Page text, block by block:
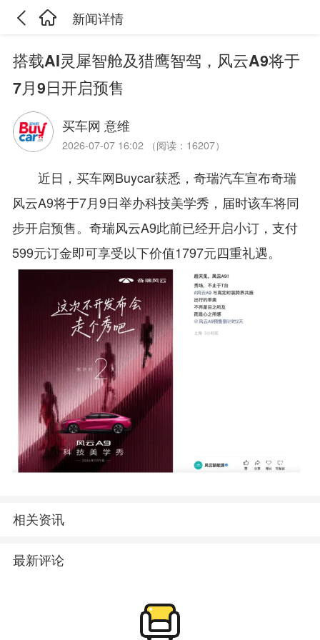
新闻详情
搭载AI灵犀智舱及猎鹰智驾，风云A9将于
7月9日开启预售
买车网 意维
2026-07-07 16:02 （阅读：16207）
近日，买车网Buycar获悉，奇瑞汽车宣布奇瑞
风云A9将于7月9日举办科技美学秀，届时该车将同
步开启预售。奇瑞风云A9此前已经开启小订，支付
599元订金即可享受以下价值1797元四重礼遇。
相关资讯
最新评论